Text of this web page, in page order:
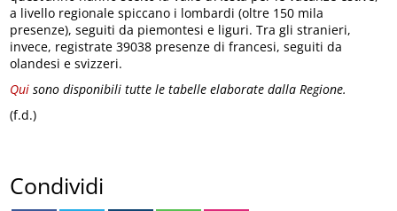
a livello regionale spiccano i lombardi (oltre 150 mila
presenze), seguiti da piemontesi e liguri. Tra gli stranieri,
invece, registrate 39038 presenze di francesi, seguiti da
olandesi e svizzeri.
Qui sono disponibili tutte le tabelle elaborate dalla Regione.
(f.d.)
Condividi